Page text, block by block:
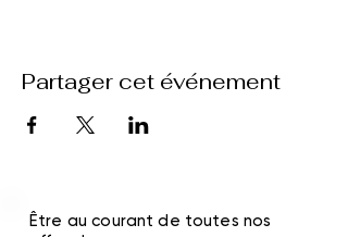
Partager cet événement
Être au courant de toutes nos